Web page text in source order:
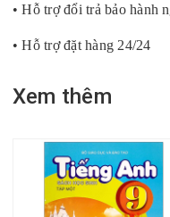
• Hỗ trợ đổi trả bảo hành
• Hỗ trợ đặt hàng 24/24
Xem thêm